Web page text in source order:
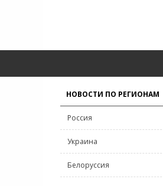
НОВОСТИ ПО РЕГИОНАМ
Россия
Украина
Белоруссия